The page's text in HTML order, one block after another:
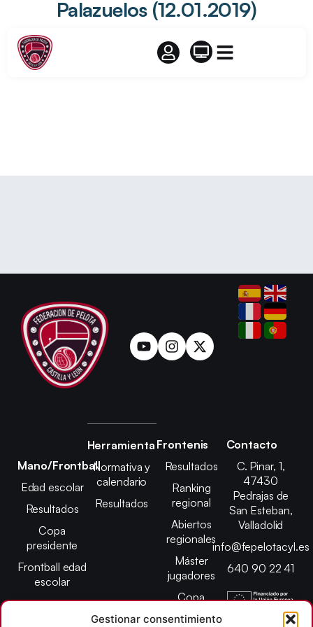
Gestionar consentimiento
Palazuelos (12.01.2019)
Mano/Frontball
Edad escolar
Resultados
Copa
presidente
Frontball edad
escolar
Herramienta
Normativa y
calendario
Resultados
Frontenis
Resultados
Ranking
regional
Abiertos
regionales
Máster
jugadores
Copa
presidente
Contacto
C. Pinar, 1,
47430
Pedrajas de
San Esteban,
Valladolid
info@fepelotacyl.es
640 90 22 41